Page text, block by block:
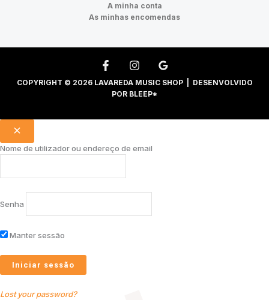
A minha conta
As minhas encomendas
COPYRIGHT © 2026 LAVAREDA MUSIC SHOP | DESENVOLVIDO
POR BLEEP*
Nome de utilizador ou endereço de email
Senha
Manter sessão
Lost your password?